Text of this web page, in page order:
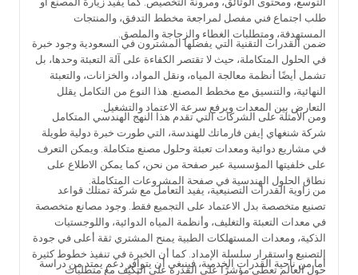
طلب اجتماع فني مفصل لمراجعة مخطط التدفق، والمنتجات
المستهدفة، ومتطلبات الغطاء والزجاجة والملصق.
ضمن القدرات التقنية التي يفضلها المشترون في السعودية وجود خبرة
في الحلول المتكاملة، حيث لا تقتصر الكفاءة على آلة التعبئة وحدها، بل
تشمل أيضًا أنظمة معالجة المياه، ونقل المواد، والخزانات، والتعبئة
النهائية، والتنسيق مع مخطط المصنع. هذا النوع من التكامل يقلل
التعارض بين المعدات ويرفع سرعة الاعتماد والتشغيل.
ومن الأمثلة على الشركات التي تقدم هذا النهج الهندسي المتكامل
شركة شنغهاي إيفن فارماتك للهندسة، التي طورت خبرة دولية طويلة
في مشاريع دوائية ومعدات تعبئة وحلول مصنع متكاملة. ويمكن التعرف
على خلفيتها المؤسسية عبر صفحة من نحن، كما يمكن الاطلاع على
نطاق الحلول الهندسية في صفحة المشروعات المتكاملة.
من زاوية القدرات التصنيعية، يفيد التعامل مع شركة تمتلك قواعد
تصنيع متخصصة بدل الاعتماد على التجميع فقط. وجود مصانع متخصصة
في معدات التعبئة والتغليف، وأنظمة المياه الدوائية، واللوجستيات
الذكية، ومعدات المستهلكات الطبية يمنح المشتري ثقة أعلى في جودة
التصنيع واستقرار سلسلة الإمداد. كما أن الخبرة في تنفيذ خطوط كثيرة
حول العالم تعطي مؤشرًا على القدرة على التكيّف مع متطلبات
أما من ناحية القدرات الخدمية، فينبغي أن يتوافر دعم يمتد من دراسة